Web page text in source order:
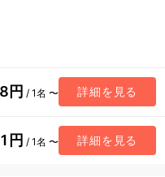
円 / 1名 〜 詳細を見る
円 / 1名 〜 詳細を見る